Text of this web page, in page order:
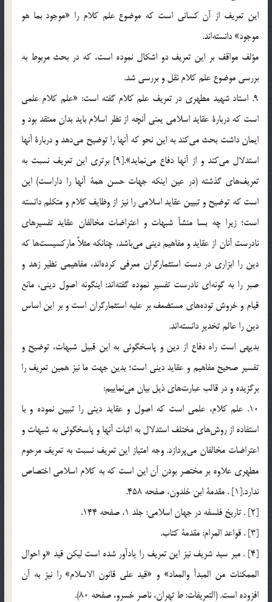
اين تعريف از آن كساني است كه موضوع علم كلام را «موجود بما هو
موجود» دانسته‌اند.
مؤلف مواقف بر اين تعريف دو اشكال نموده است، كه در بحث مربوط به
بررسي موضوع علم كلام نقل و بررسي شد.
9. استاد شهيد مطهري در تعريف علم كلام گفته است: «علم كلام علمي
است كه دربارة عقايد اسلامي يعني آنچه از نظر اسلام بايد بدان معتقد بود و
ايمان داشت بحث مي‌كند به اين نحو كه آنها را توضيح مي‌دهد و دربارة آنها
استدلال مي‌كند و از آنها دفاع مي‌نمايد».[9] برتري اين تعريف نسبت به
تعريف‌هاي گذشته (در عين اينكه جهات حسن همة آنها را داراست) اين
است كه توضيح و تبيين عقايد اسلامي را نيز از وظايف كلام و متكلم دانسته
است؛ زيرا چه بسا منشأ شبهات و اعتراضات مخالفان عقايد تفسيرهاي
نادرست آنان از عقايد و مفاهيم ديني مي‌باشد، چنانكه مثلاً ماركسيست‌ها كه
دين را ابزاري در دست استثمارگران معرفي كرده‌اند، مفاهيمي نظير زهد و
صبر را به گونه‌اي نادرست تفسير نموده گفته‌اند: اينگونه اصول ديني، مانع
قيام و خروش توده‌هاي مستضعف بر عليه استثمارگران است و بر اين اساس
دين را عالم تخدير دانسته‌اند.
بديهي است راه دفاع از دين و پاسخگوئي به اين قبيل شبهات، توضيح و
تفسير صحيح مفاهيم و عقايد ديني است؛ بدين جهت ما نيز همين تعريف را
برگزيده و در قالب عبارت‌هاي ذيل بيان مي‌نماييم:
10. علم كلام، علمي است كه اصول و عقايد ديني را تبيين نموده و با
استفاده از روش‌هاي مختلف استدلال به اثبات آنها و پاسخگوئي به شبهات و
اعتراضات مخالفان مي‌پردازد. وجه امتياز اين تعريف نسبت به تعريف مرحوم
مطهري علاوه بر مختصر بودن آن اين است كه به كلام اسلامي اختصاص
ندارد.[1] . مقدمة ابن خلدون، صفحه 458.
[2] . تاريخ فلسفه در جهان اسلامي: جلد 1، صفحه 144.
[3] . قواعد المرام: مقدمة كتاب.
[4] . مير سيد شريف نيز اين تعريف را يادآور شده است ليكن قيد «و احوال
الممكنات من المبدأ والمعاد» و «قيد علي قانون الاسلام» را نيز به آن
افزوده است. (التعريفات: ط تهران، ناصر خسرو، صفحه 80).